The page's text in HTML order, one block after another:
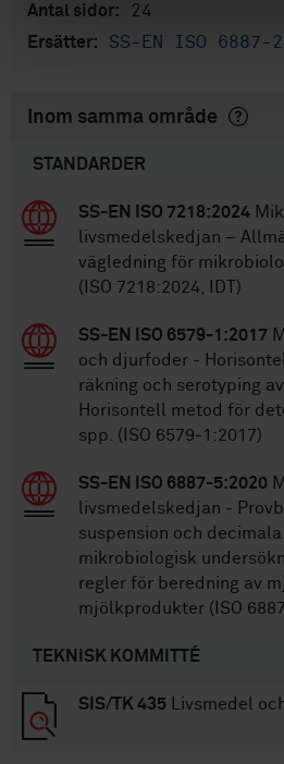
Antal sidor: 24
Ersätter: SS-EN ISO 6887-
Inom samma område
STANDARDER
SS-EN ISO 7218:2024
livsmedelskedjan –
vägledning för
(ISO 7218:2024, IDT)
SS-EN ISO 6579-1:2017
och djurfoder -
räkning och serotyping
Horisontell metod för
spp. (ISO 6579-1:2017)
SS-EN ISO 6887-5:2020
livsmedelskedjan -
suspension och
mikrobiologisk
regler för beredning av
mjölkprodukter (ISO
TEKNISK KOMMITTÉ
SIS/TK 435 Livsmedel